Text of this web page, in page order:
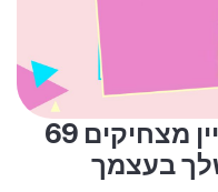
69 מימים של כרטיסי ולנטיין מצחיקים
בעצמך